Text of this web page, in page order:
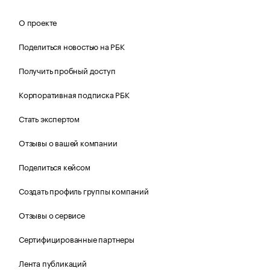
О проекте
Поделиться новостью на РБК
Получить пробный доступ
Корпоративная подписка РБК
Стать экспертом
Отзывы о вашей компании
Поделиться кейсом
Создать профиль группы компаний
Отзывы о сервисе
Сертифицированные партнеры
Лента публикаций